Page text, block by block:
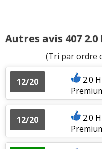
Autres avis 407 2.0
(Tri par ordre
12/20
2.0
12/20
2.0